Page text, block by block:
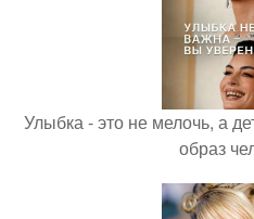
Улыбка - это не мелочь, а
образ